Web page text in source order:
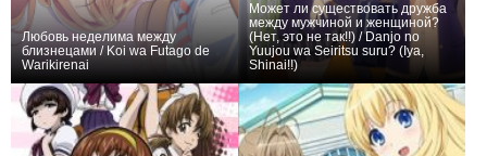
Любовь неделима между
близнецами / Koi wa Futago de
Warikirenai
Может ли существовать дружба
между мужчиной и женщиной?
(Нет, это не так!!) / Danjo no
Yuujou wa Seiritsu suru? (Iya,
Shinai!!)